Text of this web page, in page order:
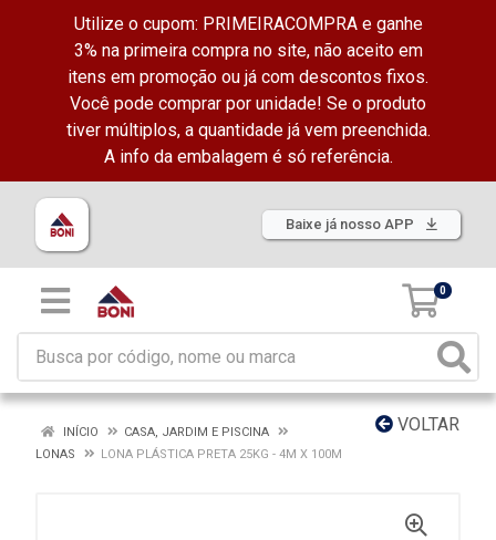
Utilize o cupom: PRIMEIRACOMPRA e ganhe
3% na primeira compra no site, não aceito em
itens em promoção ou já com descontos fixos.
Você pode comprar por unidade! Se o produto
tiver múltiplos, a quantidade já vem preenchida.
A info da embalagem é só referência.
Baixe já nosso APP
0
VOLTAR
INÍCIO
CASA, JARDIM E PISCINA
LONAS
LONA PLÁSTICA PRETA 25KG - 4M X 100M